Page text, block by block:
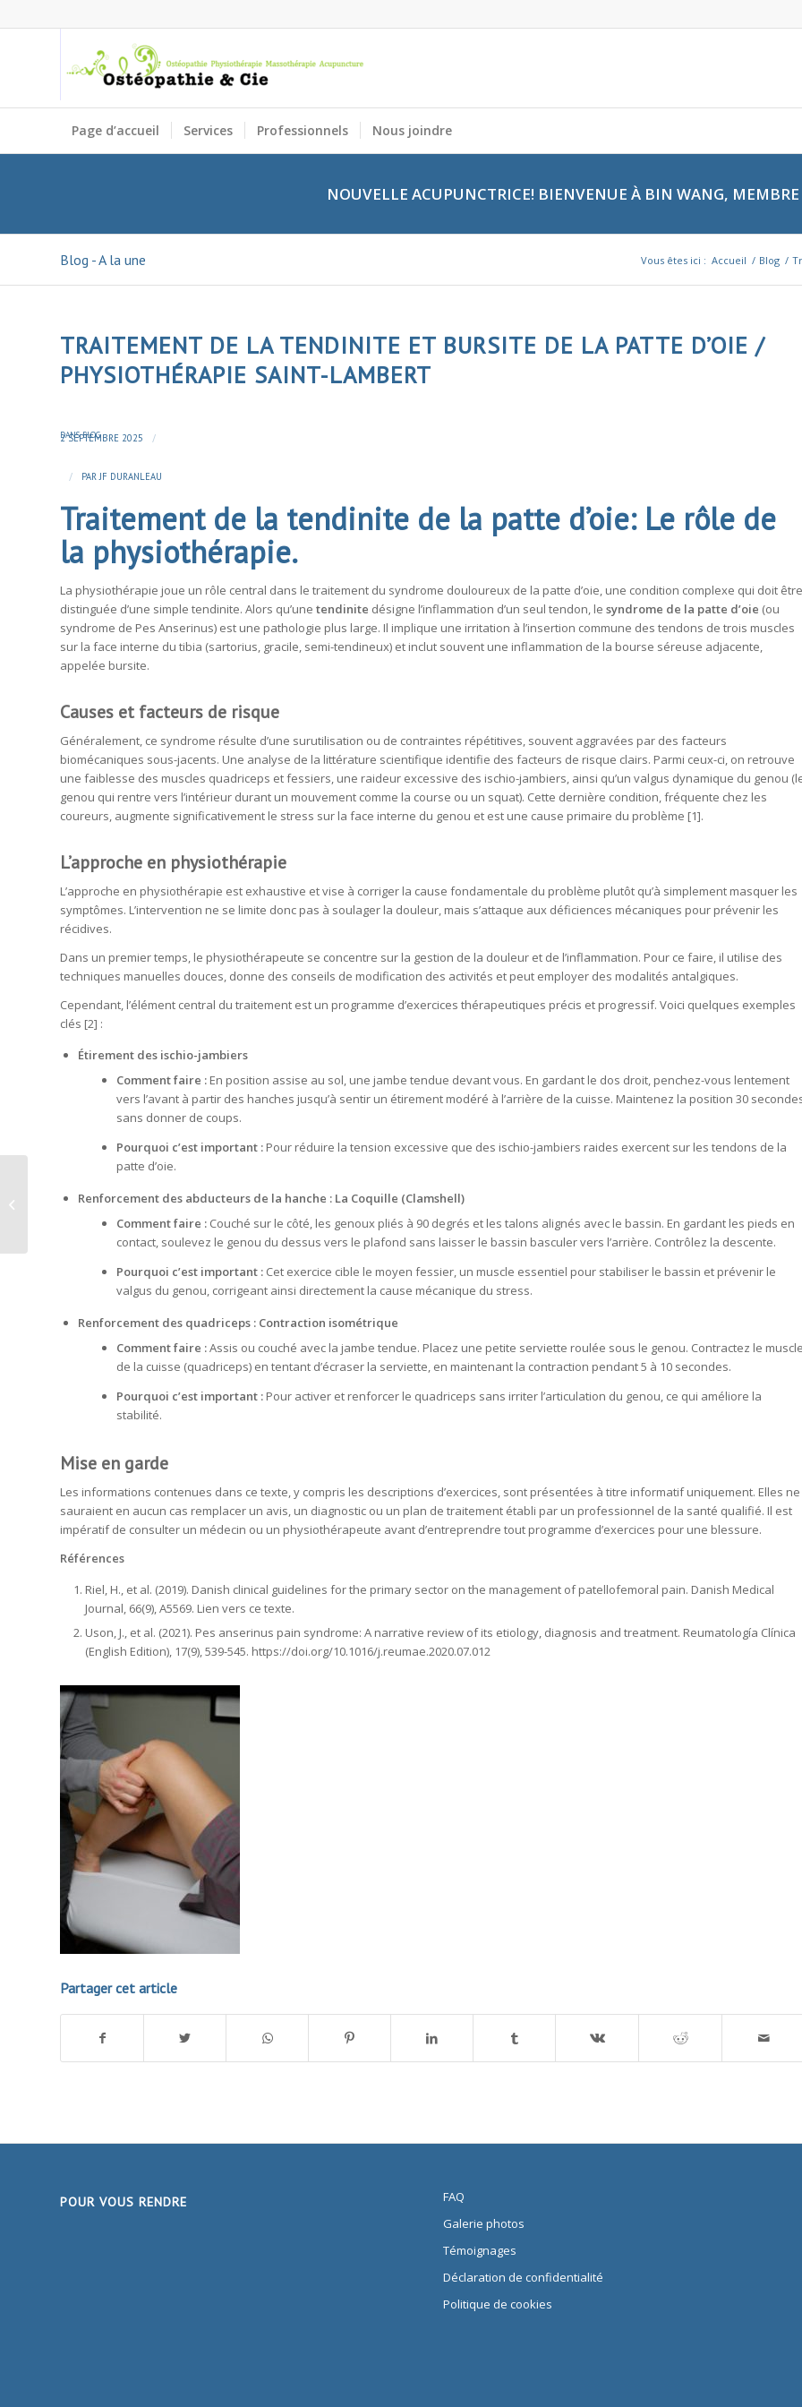
Page d’accueil Services Professionnels Nous joindre
NOUVELLE ACUPUNCTRICE! BIENVENUE À BIN WANG,
Blog - A la une Vous êtes ici : Accueil / Blog /
TRAITEMENT DE LA TENDINITE ET BURSITE DE LA PATTE D’OIE /
PHYSIOTHÉRAPIE SAINT-LAMBERT
2 SEPTEMBRE 2025 /
DANSBLOG
/ PAR JF DURANLEAU
Traitement de la tendinite de la patte d’oie: Le rôle de
la physiothérapie.
La physiothérapie joue un rôle central dans le traitement du syndrome douloureux de la patte d’oie, une condition complexe qui doit être
distinguée d’une simple tendinite. Alors qu’une tendinite désigne l’inflammation d’un seul tendon, le syndrome de la patte d’oie (ou
syndrome de Pes Anserinus) est une pathologie plus large. Il implique une irritation à l’insertion commune des tendons de trois muscles
sur la face interne du tibia (sartorius, gracile, semi-tendineux) et inclut souvent une inflammation de la bourse séreuse adjacente,
appelée bursite.
Causes et facteurs de risque
Généralement, ce syndrome résulte d’une surutilisation ou de contraintes répétitives, souvent aggravées par des facteurs
biomécaniques sous-jacents. Une analyse de la littérature scientifique identifie des facteurs de risque clairs. Parmi ceux-ci, on retrouve
une faiblesse des muscles quadriceps et fessiers, une raideur excessive des ischio-jambiers, ainsi qu’un valgus dynamique du genou
genou qui rentre vers l’intérieur durant un mouvement comme la course ou un squat). Cette dernière condition, fréquente chez les
coureurs, augmente significativement le stress sur la face interne du genou et est une cause primaire du problème [1].
L’approche en physiothérapie
L’approche en physiothérapie est exhaustive et vise à corriger la cause fondamentale du problème plutôt qu’à simplement masquer les
symptômes. L’intervention ne se limite donc pas à soulager la douleur, mais s’attaque aux déficiences mécaniques pour prévenir les
récidives.
Dans un premier temps, le physiothérapeute se concentre sur la gestion de la douleur et de l’inflammation. Pour ce faire, il utilise des
techniques manuelles douces, donne des conseils de modification des activités et peut employer des modalités antalgiques.
Cependant, l’élément central du traitement est un programme d’exercices thérapeutiques précis et progressif. Voici quelques exemples
clés [2] :
Étirement des ischio-jambiers
Comment faire : En position assise au sol, une jambe tendue devant vous. En gardant le dos droit, penchez-vous lentement
vers l’avant à partir des hanches jusqu’à sentir un étirement modéré à l’arrière de la cuisse. Maintenez la position 30
sans donner de coups.
Pourquoi c’est important : Pour réduire la tension excessive que des ischio-jambiers raides exercent sur les tendons de la
patte d’oie.
Renforcement des abducteurs de la hanche : La Coquille (Clamshell)
Comment faire : Couché sur le côté, les genoux pliés à 90 degrés et les talons alignés avec le bassin. En gardant les pieds en
contact, soulevez le genou du dessus vers le plafond sans laisser le bassin basculer vers l’arrière. Contrôlez la descente.
Pourquoi c’est important : Cet exercice cible le moyen fessier, un muscle essentiel pour stabiliser le bassin et prévenir le
valgus du genou, corrigeant ainsi directement la cause mécanique du stress.
Renforcement des quadriceps : Contraction isométrique
Comment faire :Assis ou couché avec la jambe tendue. Placez une petite serviette roulée sous le genou. Contractez le muscle
de la cuisse (quadriceps) en tentant d’écraser la serviette, en maintenant la contraction pendant 5 à 10 secondes.
Pourquoi c’est important : Pour activer et renforcer le quadriceps sans irriter l’articulation du genou, ce qui améliore la
stabilité.
Mise en garde
Les informations contenues dans ce texte, y compris les descriptions d’exercices, sont présentées à titre informatif uniquement. Elles ne
sauraient en aucun cas remplacer un avis, un diagnostic ou un plan de traitement établi par un professionnel de la santé qualifié. Il est
impératif de consulter un médecin ou un physiothérapeute avant d’entreprendre tout programme d’exercices pour une blessure.
Références
Riel, H., et al. (2019). Danish clinical guidelines for the primary sector on the management of patellofemoral pain. Danish Medical
Journal, 66(9), A5569. Lien vers ce texte.
Uson, J., et al. (2021). Pes anserinus pain syndrome: A narrative review of its etiology, diagnosis and treatment. Reumatología Clínica
(English Edition), 17(9), 539-545. https://doi.org/10.1016/j.reumae.2020.07.012
Partager cet article
POUR VOUS RENDRE
FAQ
Galerie photos
Témoignages
Déclaration de confidentialité
Politique de cookies
Blessure à soigner : Pourquoi il ne